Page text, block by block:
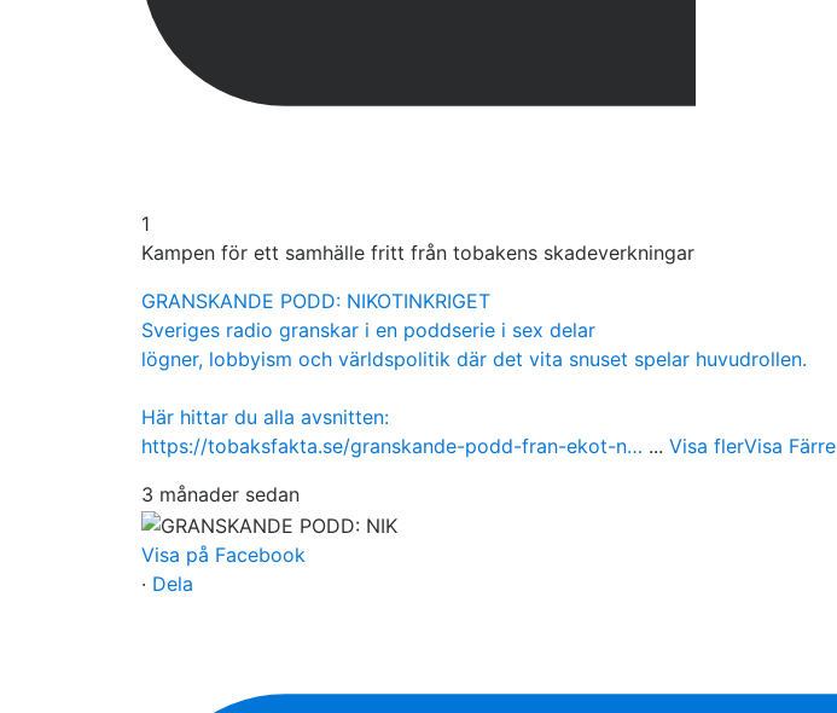
1
Kampen för ett samhälle fritt från tobakens skadeverkningar
GRANSKANDE PODD: NIKOTINKRIGET
Sveriges radio granskar i en poddserie i sex delar
lögner, lobbyism och världspolitik där det vita snuset spelar huvudrollen.
Här hittar du alla avsnitten:
https://tobaksfakta.se/granskande-podd-fran-ekot-n… ... Visa flerVisa Färre
3 månader sedan
Visa på Facebook
· Dela